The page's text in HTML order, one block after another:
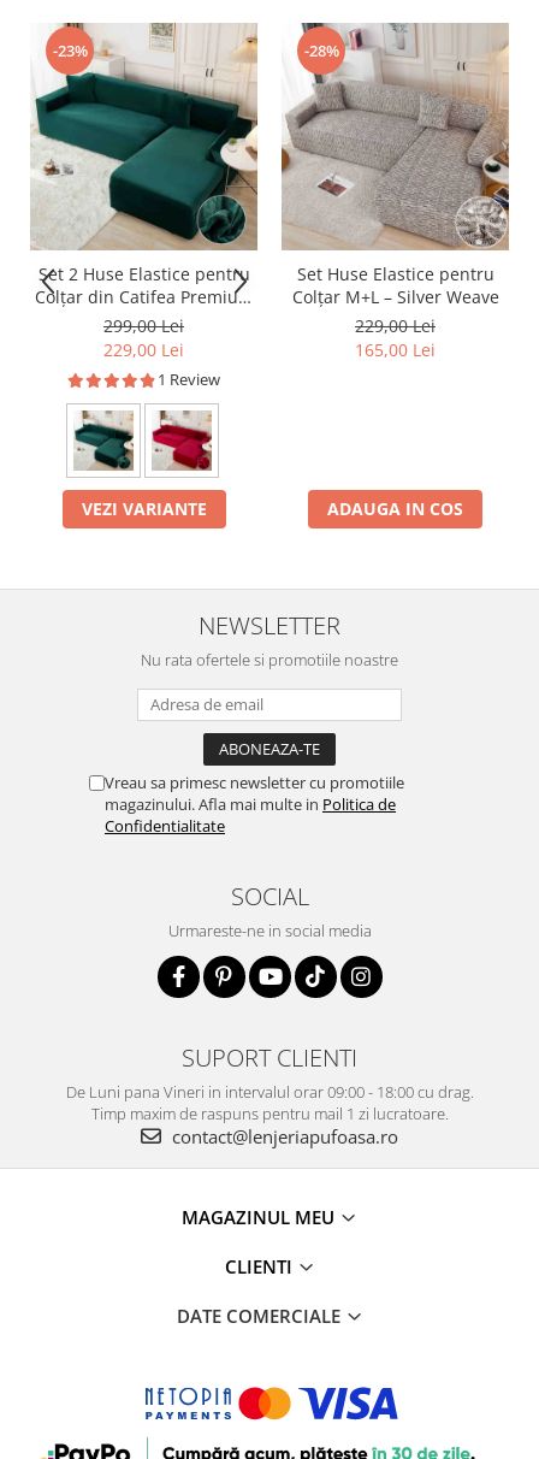
-23%
Set 2 Huse Elastice pentru
Colțar din Catifea Premium
– M+L
299,00 Lei
229,00 Lei
1 Review
VEZI VARIANTE
-28%
Set Huse Elastice pentru
Colțar M+L – Silver Weave
229,00 Lei
165,00 Lei
ADAUGA IN COS
NEWSLETTER
Nu rata ofertele si promotiile noastre
Vreau sa primesc newsletter cu promotiile
magazinului. Afla mai multe in Politica de
Confidentialitate
SOCIAL
Urmareste-ne in social media
SUPORT CLIENTI
De Luni pana Vineri in intervalul orar 09:00 - 18:00 cu drag.
Timp maxim de raspuns pentru mail 1 zi lucratoare.
contact@lenjeriapufoasa.ro
MAGAZINUL MEU
CLIENTI
DATE COMERCIALE